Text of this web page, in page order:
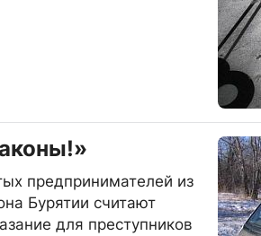
предпринимателей из
Бурятии считают
для преступников